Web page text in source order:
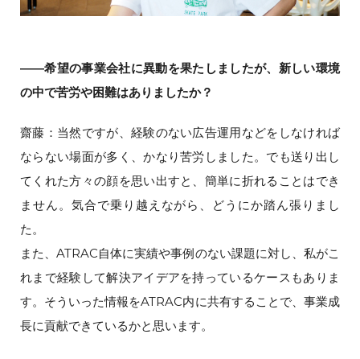
――希望の事業会社に異動を果たしましたが、新しい環境
の中で苦労や困難はありましたか？
齋藤：当然ですが、経験のない広告運用などをしなければ
ならない場面が多く、かなり苦労しました。でも送り出し
てくれた方々の顔を思い出すと、簡単に折れることはでき
ません。気合で乗り越えながら、どうにか踏ん張りまし
た。
また、ATRAC自体に実績や事例のない課題に対し、私がこ
れまで経験して解決アイデアを持っているケースもありま
す。そういった情報をATRAC内に共有することで、事業成
長に貢献できているかと思います。